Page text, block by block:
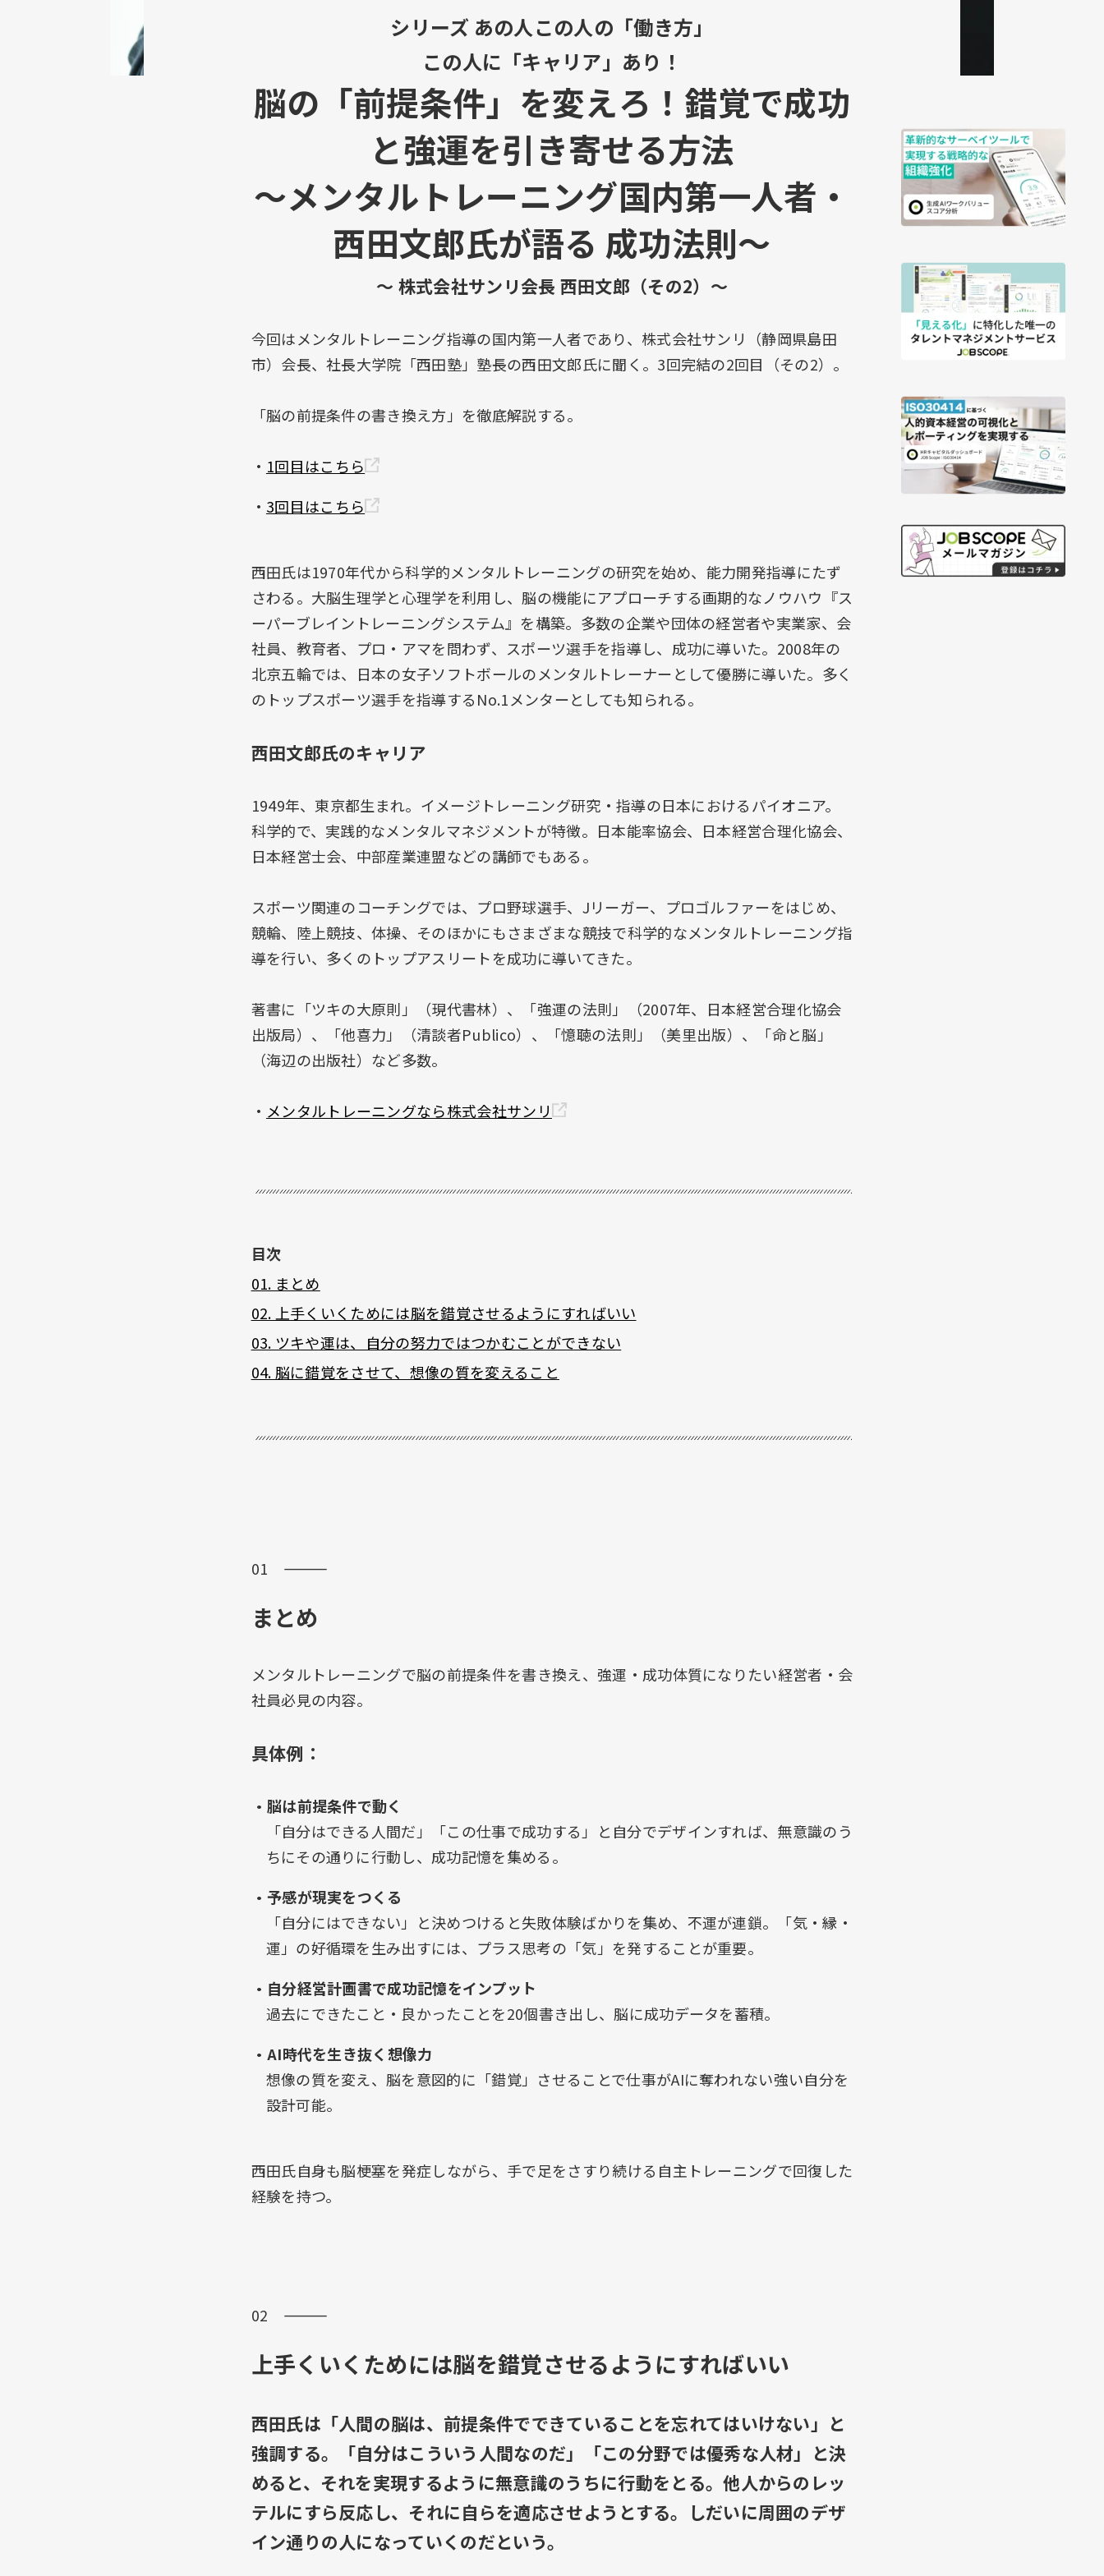
シリーズ あの人この人の「働き方」
この人に「キャリア」あり！
脳の「前提条件」を変えろ！錯覚で成功
と強運を引き寄せる方法
～メンタルトレーニング国内第一人者・
西田文郎氏が語る 成功法則～
～ 株式会社サンリ会長 西田文郎（その2）～
今回はメンタルトレーニング指導の国内第一人者であり、株式会社サンリ（静岡県島田
市）会長、社長大学院「西田塾」塾長の西田文郎氏に聞く。3回完結の2回目（その2）。
「脳の前提条件の書き換え方」を徹底解説する。
・ 1回目はこちら
・ 3回目はこちら
西田氏は1970年代から科学的メンタルトレーニングの研究を始め、能力開発指導にたず
さわる。大脳生理学と心理学を利用し、脳の機能にアプローチする画期的なノウハウ『ス
ーパーブレイントレーニングシステム』を構築。多数の企業や団体の経営者や実業家、会
社員、教育者、プロ・アマを問わず、スポーツ選手を指導し、成功に導いた。2008年の
北京五輪では、日本の女子ソフトボールのメンタルトレーナーとして優勝に導いた。多く
のトップスポーツ選手を指導するNo.1メンターとしても知られる。
西田文郎氏のキャリア
1949年、東京都生まれ。イメージトレーニング研究・指導の日本におけるパイオニア。
科学的で、実践的なメンタルマネジメントが特徴。日本能率協会、日本経営合理化協会、
日本経営士会、中部産業連盟などの講師でもある。
スポーツ関連のコーチングでは、プロ野球選手、Jリーガー、プロゴルファーをはじめ、
競輪、陸上競技、体操、そのほかにもさまざまな競技で科学的なメンタルトレーニング指
導を行い、多くのトップアスリートを成功に導いてきた。
著書に「ツキの大原則」（現代書林）、「強運の法則」（2007年、日本経営合理化協会
出版局）、「他喜力」（清談者Publico）、「憶聴の法則」（美里出版）、「命と脳」
（海辺の出版社）など多数。
・ メンタルトレーニングなら株式会社サンリ
目次
01. まとめ
02. 上手くいくためには脳を錯覚させるようにすればいい
03. ツキや運は、自分の努力ではつかむことができない
04. 脳に錯覚をさせて、想像の質を変えること
01 ―――
まとめ
メンタルトレーニングで脳の前提条件を書き換え、強運・成功体質になりたい経営者・会
社員必見の内容。
具体例：
・脳は前提条件で動く
「自分はできる人間だ」「この仕事で成功する」と自分でデザインすれば、無意識のう
ちにその通りに行動し、成功記憶を集める。
・予感が現実をつくる
「自分にはできない」と決めつけると失敗体験ばかりを集め、不運が連鎖。「気・縁・
運」の好循環を生み出すには、プラス思考の「気」を発することが重要。
・自分経営計画書で成功記憶をインプット
過去にできたこと・良かったことを20個書き出し、脳に成功データを蓄積。
・AI時代を生き抜く想像力
想像の質を変え、脳を意図的に「錯覚」させることで仕事がAIに奪われない強い自分を
設計可能。
西田氏自身も脳梗塞を発症しながら、手で足をさすり続ける自主トレーニングで回復した
経験を持つ。
02 ―――
上手くいくためには脳を錯覚させるようにすればいい
西田氏は「人間の脳は、前提条件でできていることを忘れてはいけない」と
強調する。「自分はこういう人間なのだ」「この分野では優秀な人材」と決
めると、それを実現するように無意識のうちに行動をとる。他人からのレッ
テルにすら反応し、それに自らを適応させようとする。しだいに周囲のデザ
イン通りの人になっていくのだという。